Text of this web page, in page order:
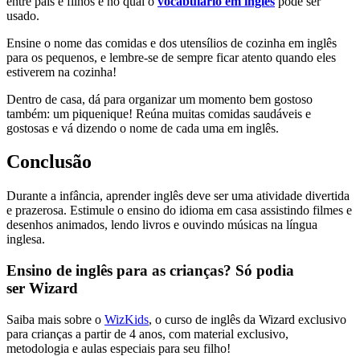
usado.
Ensine o nome das comidas e dos utensílios de cozinha em inglês
para os pequenos, e lembre-se de sempre ficar atento quando eles
estiverem na cozinha!
Dentro de casa, dá para organizar um momento bem gostoso
também: um piquenique! Reúna muitas comidas saudáveis e
gostosas e vá dizendo o nome de cada uma em inglês.
Conclusão
Durante a infância, aprender inglês deve ser uma atividade divertida
e prazerosa. Estimule o ensino do idioma em casa assistindo filmes e
desenhos animados, lendo livros e ouvindo músicas na língua
inglesa.
Ensino de inglês para as crianças? Só podia
ser Wizard
Saiba mais sobre o WizKids, o curso de inglês da Wizard exclusivo
para crianças a partir de 4 anos, com material exclusivo,
metodologia e aulas especiais para seu filho!